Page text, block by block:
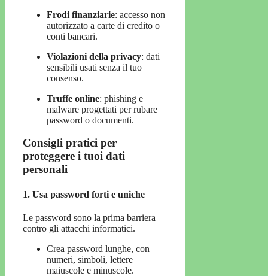
Frodi finanziarie: accesso non
autorizzato a carte di credito o
conti bancari.
Violazioni della privacy: dati
sensibili usati senza il tuo
consenso.
Truffe online: phishing e
malware progettati per rubare
password o documenti.
Consigli pratici per
proteggere i tuoi dati
personali
1. Usa password forti e uniche
Le password sono la prima barriera
contro gli attacchi informatici.
Crea password lunghe, con
numeri, simboli, lettere
maiuscole e minuscole.